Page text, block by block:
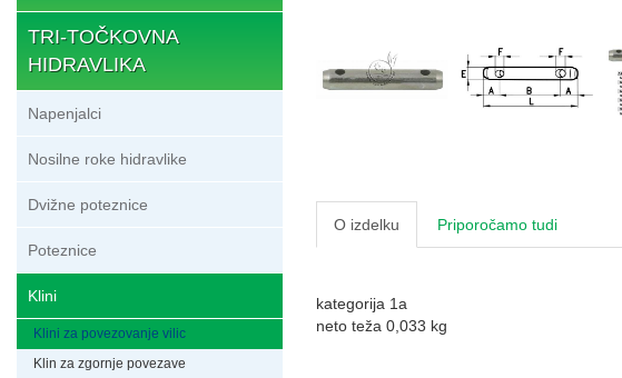
TRI-TOČKOVNA
HIDRAVLIKA
Napenjalci
Nosilne roke hidravlike
Dvižne poteznice
Poteznice
Klini
Klini za povezovanje vilic
Klin za zgornje povezave
O izdelku Priporočamo tudi
kategorija 1a
neto teža 0,033 kg